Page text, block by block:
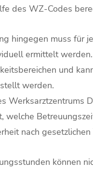
des WZ-Codes
hingegen muss für
ermittelt
und
werden.
Werksarztzentrums
welche
nach
können